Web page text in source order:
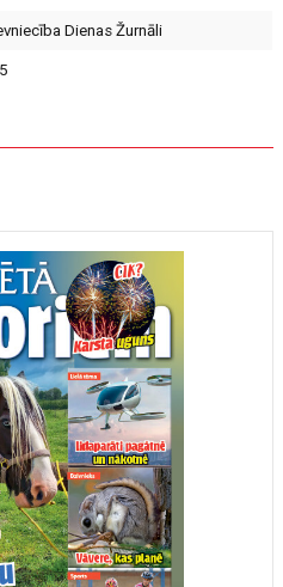
Dienas Žurnāli